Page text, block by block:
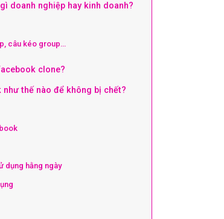
doanh nghiệp hay kinh doanh?
câu kéo group…
clone?
thế nào để không bị chết?
dụng hằng ngày